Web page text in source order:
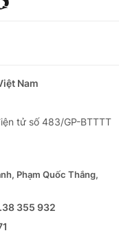
Nam
tử số 483/GP-BTTTT
Phạm Quốc Thắng,
355 932